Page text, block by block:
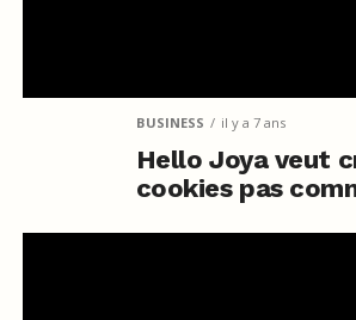
BUSINESS il y a 7 ans
Hello Joya veut
cookies pas